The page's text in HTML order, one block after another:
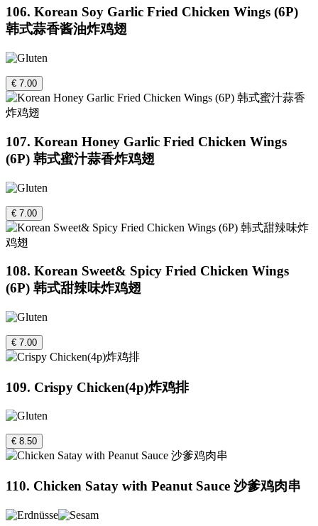
106. Korean Soy Garlic Fried Chicken Wings (6P)
韩式蒜香酱油炸鸡翅
€ 7.00
107. Korean Honey Garlic Fried Chicken Wings
(6P) 韩式蜜汁蒜香炸鸡翅
€ 7.00
108. Korean Sweet& Spicy Fried Chicken Wings
(6P) 韩式甜辣味炸鸡翅
€ 7.00
109. Crispy Chicken(4p)炸鸡排
€ 8.50
110. Chicken Satay with Peanut Sauce 沙爹鸡肉串